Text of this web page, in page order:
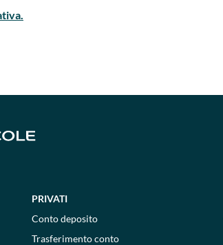
PRIVATI
Conto deposito
Trasferimento conto